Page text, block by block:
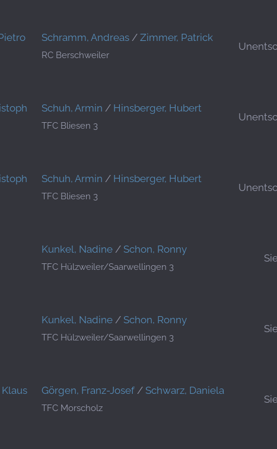
Schramm, Andreas / Zimmer, Patrick
RC Berschweiler
Schuh, Armin / Hinsberger, Hubert
TFC Bliesen 3
Schuh, Armin / Hinsberger, Hubert
TFC Bliesen 3
Kunkel, Nadine / Schon, Ronny
TFC Hülzweiler/Saarwellingen 3
Kunkel, Nadine / Schon, Ronny
TFC Hülzweiler/Saarwellingen 3
Görgen, Franz-Josef / Schwarz, Daniela
TFC Morscholz